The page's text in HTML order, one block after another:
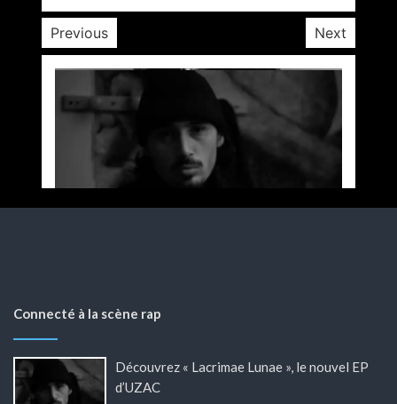
Previous Next
Connecté à la scène rap
Découvrez « Lacrimae Lunae », le nouvel EP
d’UZAC